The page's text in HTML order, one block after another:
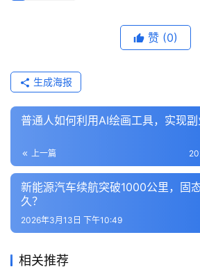
赞 (0)
生成海报
普通人如何利用AI绘画工具，实现副
上一篇
新能源汽车续航突破1000公里，固
久？
2026年3月13日 下午10:49
相关推荐